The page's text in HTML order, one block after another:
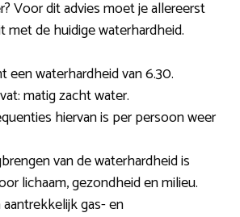
Voor dit advies moet je allereerst
de huidige waterhardheid.
een waterhardheid van 6.30.
matig zacht water.
hiervan is per persoon weer
van de waterhardheid is
lichaam, gezondheid en milieu.
gas- en